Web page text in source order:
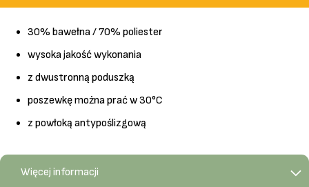
30% bawełna / 70% poliester
wysoka jakość wykonania
z dwustronną poduszką
poszewkę można prać w 30°C
z powłoką antypoślizgową
Więcej informacji